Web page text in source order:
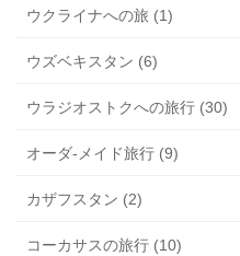
ウクライナへの旅 (1)
ウズベキスタン (6)
ウラジオストクへの旅行 (30)
オーダ-メイド旅行 (9)
カザフスタン (2)
コーカサスの旅行 (10)